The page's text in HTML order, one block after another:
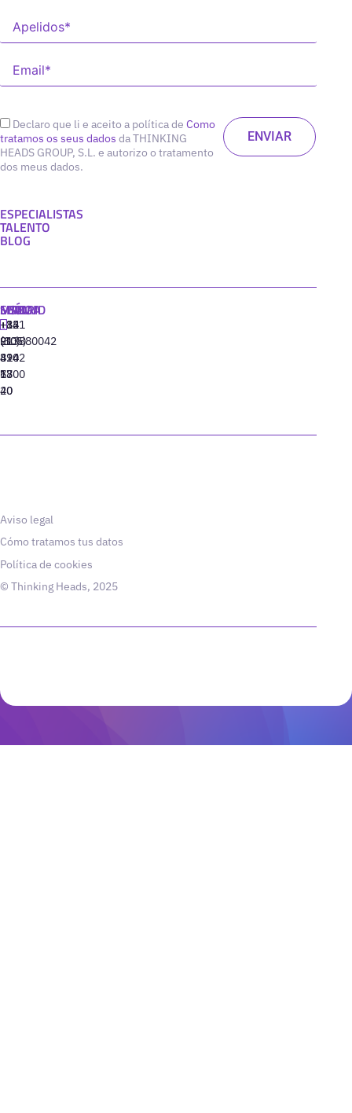
Declaro que li e aceito a política de Como
tratamos os seus dados da THINKING
HEADS GROUP, S.L. e autorizo o tratamento
dos meus dados.
ESPECIALISTAS
TALENTO
BLOG
MADRID
+34
91
310
77
40
MIAMI
+1
(305)
424
13
20
SEÚL
+82
(10)
8942
6800
LISBOA
‪+351
213880042
Aviso legal
Cómo tratamos tus datos
Política de cookies
© Thinking Heads, 2025